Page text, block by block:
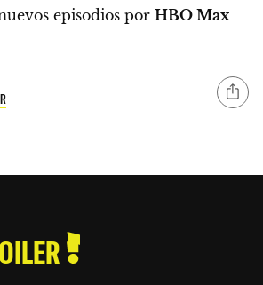
episodios por HBO Max